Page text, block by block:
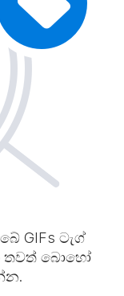
GIFs ටැග්
තවත් බොහෝ